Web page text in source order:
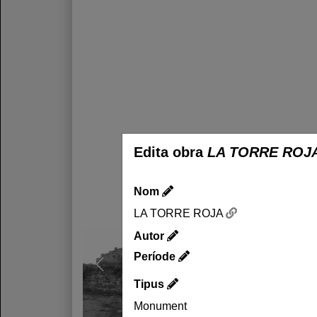
Edita obra LA TORRE
Nom
LA TORRE ROJA
Autor
Període
Tipus
Monument